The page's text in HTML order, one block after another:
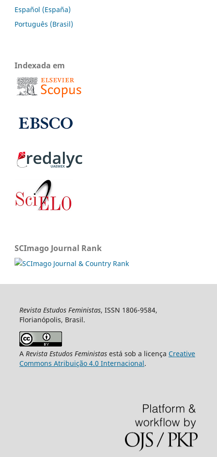
Español (España)
Português (Brasil)
Indexada em
SCImago Journal Rank
Revista Estudos Feministas, ISSN 1806-9584,
Florianópolis, Brasil.
A Revista Estudos Feministasestá sob a licença Creative
Commons Atribuição 4.0 Internacional.